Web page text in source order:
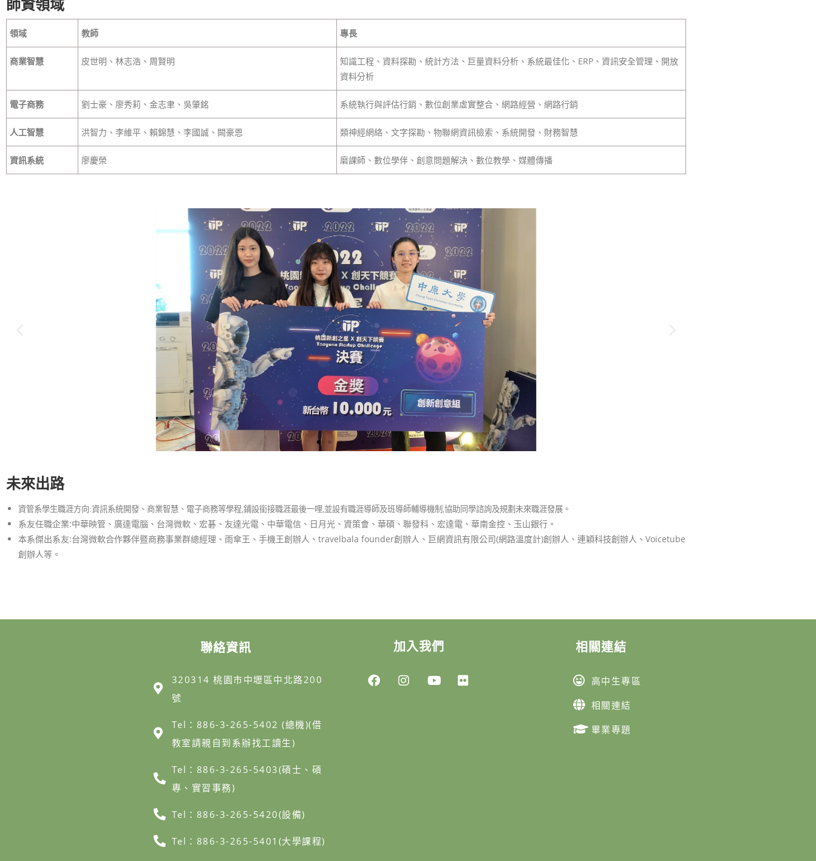
師資領域
領域 教師 專長
商業智慧 皮世明、林志浩、周賢明
知識工程、資料探勘、統計方法、巨量資料分析、系統最佳化、ERP、資訊安全管理、開放
資料分析
電子商務 劉士豪、廖秀莉、金志聿、吳肇銘 系統執行與評估行銷、數位創業虛實整合、網路經營、網路行銷
人工智慧 洪智力、李維平、賴錦慧、李國誠、闕豪恩 類神經網絡、文字探勘、物聯網資訊檢索、系統開發、財務智慧
資訊系統 廖慶榮 磨課師、數位學伴、創意問題解決、數位教學、媒體傳播
ｘ創天下」
未來出路
資管系學生職涯方向:資訊系統開發、商業智慧、電子商務等學程,鋪設銜接職涯最後一哩,並設有職涯導師及班導師輔導機制 ,協助同學諮詢及規劃未來職涯發展。
系友任職企業:中華映管、廣達電腦、台灣微軟、宏碁、友達光電、中華電信、日月光、資策會、華碩、聯發科、宏達電、華南金控、玉山銀行。
本系傑出系友:台灣微軟合作夥伴暨商務事業群總經理、雨傘王、手機王創辦人、travelbala founder創辦人、巨網資訊有限公司(網路溫度計)創辦人、連穎科技創辦人、Voicetube
創辦人等。
聯絡資訊
320314 桃園市中壢區中北路200
號
Tel：886-3-265-5402 (總機)(借
教室請親自到系辦找工讀生)
Tel：886-3-265-5403(碩士、碩
專、實習事務)
Tel：886-3-265-5420(設備)
Tel：886-3-265-5401(大學課程)
加入我們 相關連結
高中生專區
相關連結
畢業專題